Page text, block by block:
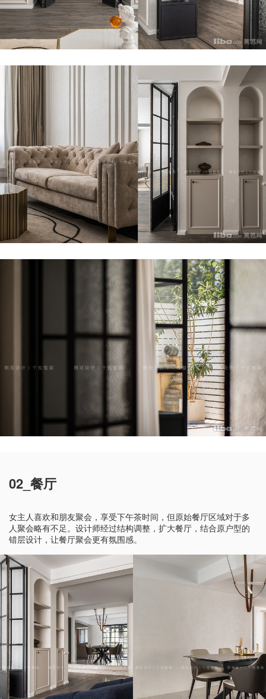
02_餐厅
女主人喜欢和朋友聚会，享受下午茶时间，但原始餐厅区域对于多
人聚会略有不足。设计师经过结构调整，扩大餐厅，结合原户型的
错层设计，让餐厅聚会更有氛围感。